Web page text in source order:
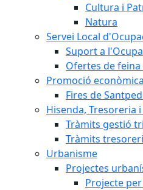
Cultura i
Natura
Servei Local
Suport a
Ofertes de
Promoció econòmica
Fires de
Hisenda, Tresoreria
Tràmits gestió
Tràmits
Urbanisme
Projectes
Projecte